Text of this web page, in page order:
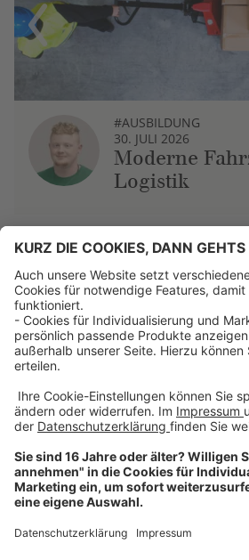
Previous
#AUSBILDUNG
30. JULI 2026
Moderne
Logistik
Über uns
Dehner Unternehmen
Jobs bei Dehner